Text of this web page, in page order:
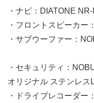
・ナビ：DIATONE
・フロントスピーカー
・サブウーファー：
・セキュリティ：
オリジナル ステンレス
・ドライブレコーダー